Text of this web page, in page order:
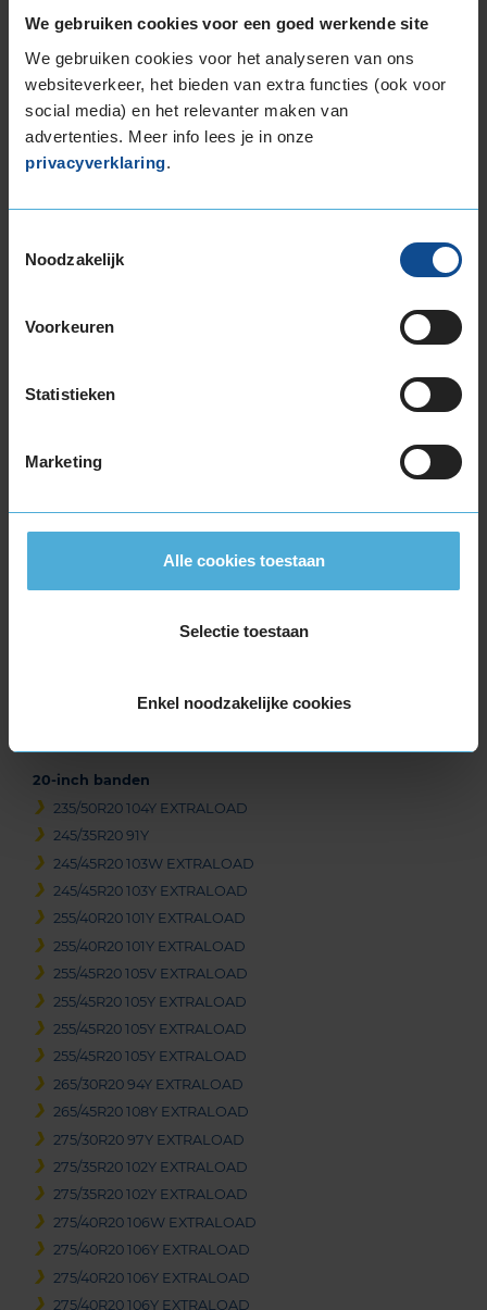
We gebruiken cookies voor een goed werkende site
We gebruiken cookies voor het analyseren van ons
websiteverkeer, het bieden van extra functies (ook voor
social media) en het relevanter maken van
advertenties. Meer info lees je in onze
privacyverklaring.
Noodzakelijk
Voorkeuren
Statistieken
Marketing
Alle cookies toestaan
Selectie toestaan
Enkel noodzakelijke cookies
225/40R18 92Y EXTRALOAD
19-inch banden
235/35R19 91Y EXTRALOAD
235/35R19 91Y EXTRALOAD
235/35R19 91Y EXTRALOAD
245/50R19 105Y EXTRALOAD
255/40R19 100Y EXTRALOAD
255/50R19 107W EXTRALOAD
265/35R19 98Y EXTRALOAD
275/35R19 100Y EXTRALOAD
20-inch banden
235/50R20 104Y EXTRALOAD
245/35R20 91Y
245/45R20 103W EXTRALOAD
245/45R20 103Y EXTRALOAD
255/40R20 101Y EXTRALOAD
255/40R20 101Y EXTRALOAD
255/45R20 105V EXTRALOAD
255/45R20 105Y EXTRALOAD
255/45R20 105Y EXTRALOAD
255/45R20 105Y EXTRALOAD
265/30R20 94Y EXTRALOAD
265/45R20 108Y EXTRALOAD
275/30R20 97Y EXTRALOAD
275/35R20 102Y EXTRALOAD
275/35R20 102Y EXTRALOAD
275/40R20 106W EXTRALOAD
275/40R20 106Y EXTRALOAD
275/40R20 106Y EXTRALOAD
275/40R20 106Y EXTRALOAD